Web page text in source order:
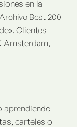
en la
Best 200
Clientes
Amsterdam,
aprendiendo
carteles o